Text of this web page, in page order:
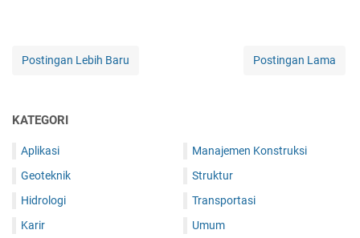
Postingan Lebih Baru Postingan Lama
KATEGORI
Aplikasi
Geoteknik
Hidrologi
Karir
Manajemen Konstruksi
Struktur
Transportasi
Umum